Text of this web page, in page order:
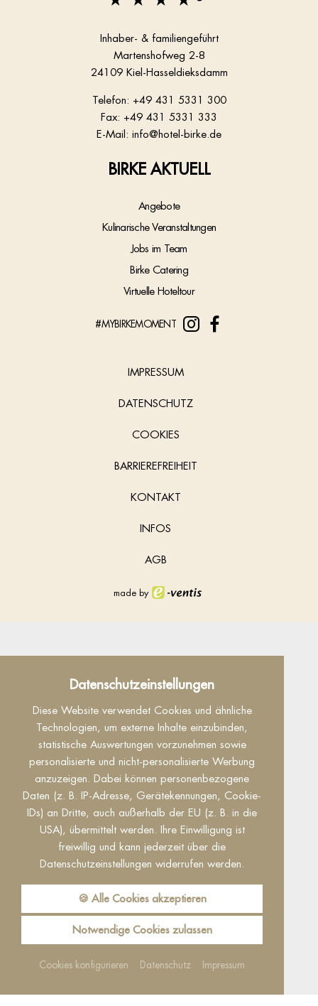
Datenschutzeinstellungen
Diese Website verwendet Cookies und ähnliche
Technologien, um externe Inhalte einzubinden,
statistische Auswertungen vorzunehmen sowie
personalisierte und nicht-personalisierte Werbung
anzuzeigen. Dabei können personenbezogene
Daten (z. B. IP-Adresse, Gerätekennungen, Cookie-
IDs) an Dritte, auch außerhalb der EU (z. B. in die
USA), übermittelt werden. Ihre Einwilligung ist
freiwillig und kann jederzeit über die
Datenschutzeinstellungen widerrufen werden.
🍪 Alle Cookies akzeptieren
Notwendige Cookies zulassen
Cookies konfigurieren Datenschutz Impressum
Inhaber- & familiengeführt
Martenshofweg 2-8
24109 Kiel-Hasseldieksdamm
Telefon: +49 431 5331 300
Fax: +49 431 5331 333
E-Mail: info@hotel-birke.de
BIRKE AKTUELL
Angebote
Kulinarische Veranstaltungen
Jobs im Team
Birke Catering
Virtuelle Hoteltour
#MYBIRKEMOMENT
IMPRESSUM
DATENSCHUTZ
COOKIES
BARRIEREFREIHEIT
KONTAKT
INFOS
AGB
made by
Datenschutz
Dieser Inhalt ist nur sichtbar wenn Sie Cookies
von "Facebook" akzeptieren.
Akzeptieren Einstellungen
Reguest Messenger
Wenn Sie den Messenger nutzen möchten
müssen Sie die Cookies von Reguest